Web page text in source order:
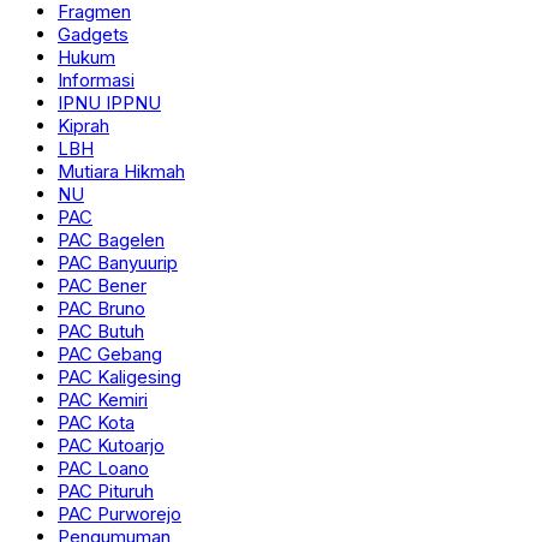
Fragmen
Gadgets
Hukum
Informasi
IPNU IPPNU
Kiprah
LBH
Mutiara Hikmah
NU
PAC
PAC Bagelen
PAC Banyuurip
PAC Bener
PAC Bruno
PAC Butuh
PAC Gebang
PAC Kaligesing
PAC Kemiri
PAC Kota
PAC Kutoarjo
PAC Loano
PAC Pituruh
PAC Purworejo
Pengumuman